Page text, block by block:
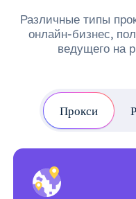
Различные типы
онлайн-бизнес,
ведущего на
Прокси